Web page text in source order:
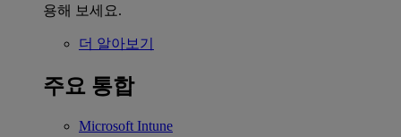
용해 보세요.
더 알아보기
주요 통합
Microsoft Intune